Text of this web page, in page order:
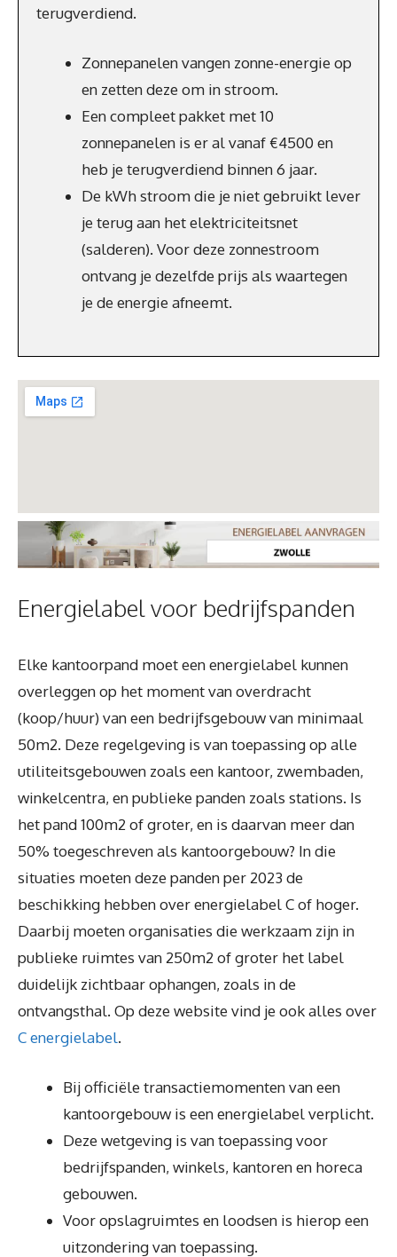
terugverdiend.
Zonnepanelen vangen zonne-energie op
en zetten deze om in stroom.
Een compleet pakket met 10
zonnepanelen is er al vanaf €4500 en
heb je terugverdiend binnen 6 jaar.
De kWh stroom die je niet gebruikt lever
je terug aan het elektriciteitsnet
(salderen). Voor deze zonnestroom
ontvang je dezelfde prijs als waartegen
je de energie afneemt.
Energielabel voor bedrijfspanden
Elke kantoorpand moet een energielabel kunnen
overleggen op het moment van overdracht
(koop/huur) van een bedrijfsgebouw van minimaal
50m2. Deze regelgeving is van toepassing op alle
utiliteitsgebouwen zoals een kantoor, zwembaden,
winkelcentra, en publieke panden zoals stations. Is
het pand 100m2 of groter, en is daarvan meer dan
50% toegeschreven als kantoorgebouw? In die
situaties moeten deze panden per 2023 de
beschikking hebben over energielabel C of hoger.
Daarbij moeten organisaties die werkzaam zijn in
publieke ruimtes van 250m2 of groter het label
duidelijk zichtbaar ophangen, zoals in de
ontvangsthal. Op deze website vind je ook alles over
C energielabel.
Bij officiële transactiemomenten van een
kantoorgebouw is een energielabel verplicht.
Deze wetgeving is van toepassing voor
bedrijfspanden, winkels, kantoren en horeca
gebouwen.
Voor opslagruimtes en loodsen is hierop een
uitzondering van toepassing.